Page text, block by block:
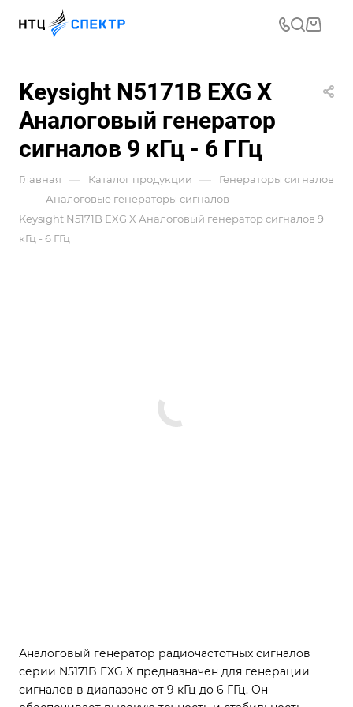
Keysight N5171B EXG X
Аналоговый генератор
сигналов 9 кГц - 6 ГГц
Главная — Каталог продукции — Генераторы сигналов
— Аналоговые генераторы сигналов —
Keysight N5171B EXG X Аналоговый генератор сигналов 9
кГц - 6 ГГц
Аналоговый генератор радиочастотных сигналов
серии N5171B EXG X предназначен для генерации
сигналов в диапазоне от 9 кГц до 6 ГГц. Он